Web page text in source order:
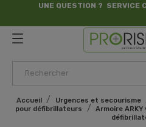
UNE QUESTION ?
par France Sécurité
Accueil Urgences et secourisme
pour défibrillateurs
Armoire